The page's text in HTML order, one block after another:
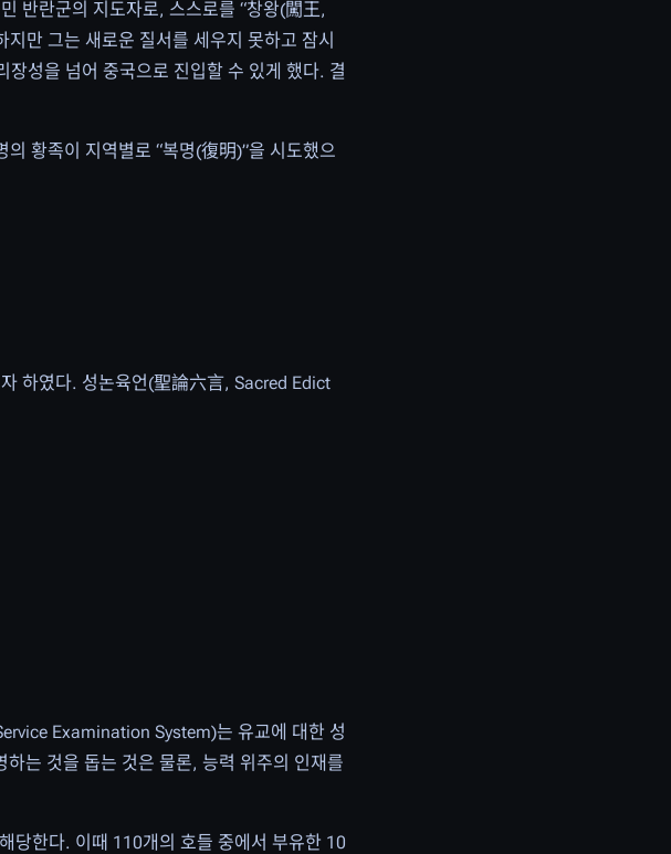
반란군의 지도자로, 스스로를 “창왕(闖王,
만 그는 새로운 질서를 세우지 못하고 잠시
성을 넘어 중국으로 진입할 수 있게 했다. 결
황족이 지역별로 “복명(復明)”을 시도했으
하였다. 성논육언(聖論六言, Sacred Edict
Examination System)는 유교에 대한 성
는 것을 돕는 것은 물론, 능력 위주의 인재를
당한다. 이때 110개의 호들 중에서 부유한 10